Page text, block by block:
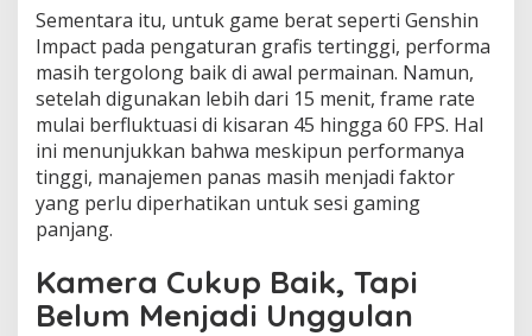
Sementara itu, untuk game berat seperti Genshin
Impact pada pengaturan grafis tertinggi, performa
masih tergolong baik di awal permainan. Namun,
setelah digunakan lebih dari 15 menit, frame rate
mulai berfluktuasi di kisaran 45 hingga 60 FPS. Hal
ini menunjukkan bahwa meskipun performanya
tinggi, manajemen panas masih menjadi faktor
yang perlu diperhatikan untuk sesi gaming
panjang.
Kamera Cukup Baik, Tapi
Belum Menjadi Unggulan